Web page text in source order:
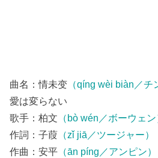
曲名：情未变 （qíng wèi biàn／チ
愛は変らない
歌手：柏文 （bò wén／ボーウェン
作詞：子葭 （zǐ jiā／ツージャー）
作曲：安平 （ān píng／アンピン）